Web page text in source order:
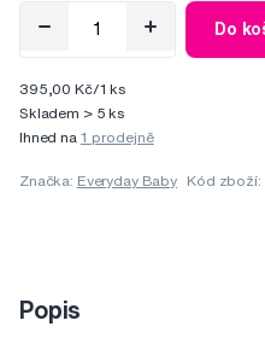
Do
395,00 Kč/1 ks
Skladem > 5 ks
Ihned na 1 prodejně
Značka: Everyday Baby Kód zboží:
Popis